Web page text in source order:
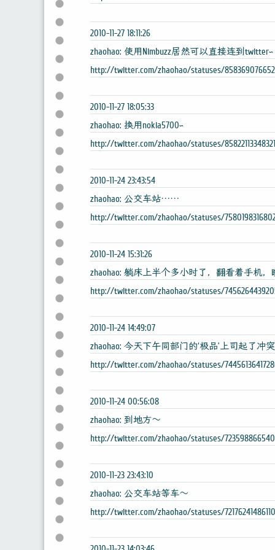
2010-11-27 18:11:26
zhaohao: 使用Nimbuzz居然可以直接连到twitter~
http://twitter.com/zhaohao/statuses/
2010-11-27 18:05:33
zhaohao: 换用nokia5700~
http://twitter.com/zhaohao/statuses/
2010-11-24 23:43:54
zhaohao: 公交车站……
http://twitter.com/zhaohao/statuses/
2010-11-24 15:31:26
zhaohao: 躺床上半个多小时了，翻看着手机
http://twitter.com/zhaohao/statuses/
2010-11-24 14:49:07
zhaohao: 今天下午同部门的‘极品’上司起了冲
http://twitter.com/zhaohao/statuses/
2010-11-24 00:56:08
zhaohao: 到地方～
http://twitter.com/zhaohao/statuses/
2010-11-23 23:43:10
zhaohao: 公交车站等车～
http://twitter.com/zhaohao/statuses/